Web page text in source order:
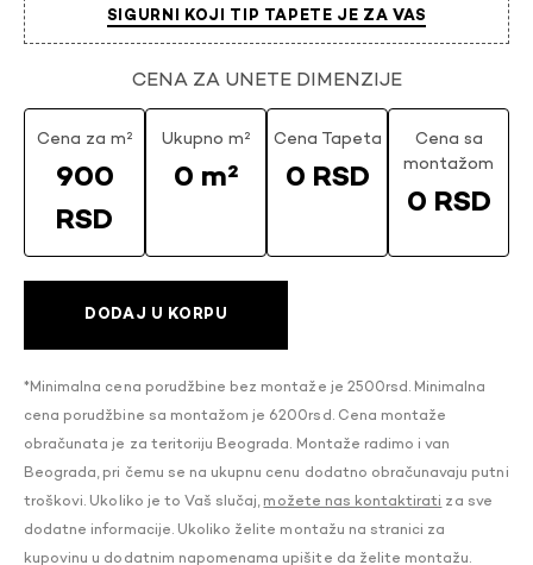
SIGURNI KOJI TIP TAPETE JE ZA VAS
CENA ZA UNETE DIMENZIJE
Cena za m²
900
RSD
Ukupno m²
0 m²
Cena Tapeta
0 RSD
Cena sa
montažom
0 RSD
DODAJ U KORPU
*Minimalna cena porudžbine bez montaže je 2500rsd. Minimalna
cena porudžbine sa montažom je 6200rsd. Cena montaže
obračunata je za teritoriju Beograda. Montaže radimo i van
Beograda, pri čemu se na ukupnu cenu dodatno obračunavaju putni
troškovi. Ukoliko je to Vaš slučaj, možete nas kontaktirati za sve
dodatne informacije. Ukoliko želite montažu na stranici za
kupovinu u dodatnim napomenama upišite da želite montažu.